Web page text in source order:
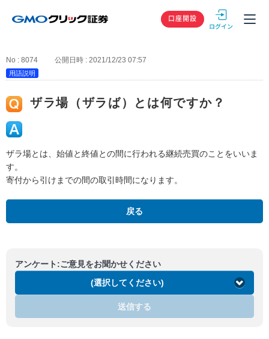
GMOクリック
口座開設
No : 8074 公開日時 : 2021/12/23 07:57
用語説明
ザラ場（ザラば）とは何ですか？
ザラ場とは、始値と終値との間に行われる継続売買のことをいいま
す。
寄付から引けまでの間の取引時間になります。
戻る
アンケート:ご意見をお聞かせください
(選択してください)
送信する